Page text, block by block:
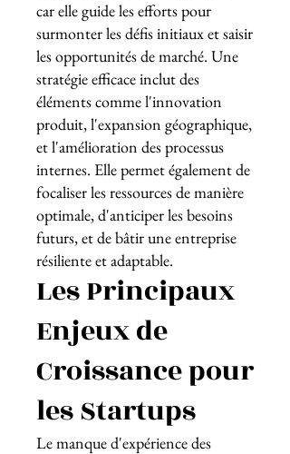
car elle guide les efforts pour
surmonter les défis initiaux et saisir
les opportunités de marché. Une
stratégie efficace inclut des
éléments comme l'innovation
produit, l'expansion géographique,
et l'amélioration des processus
internes. Elle permet également de
focaliser les ressources de manière
optimale, d'anticiper les besoins
futurs, et de bâtir une entreprise
résiliente et adaptable.
Les Principaux
Enjeux de
Croissance pour
les Startups
Le manque d'expérience des